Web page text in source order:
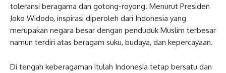
toleransi beragama dan gotong-royong. Menurut Presiden
Joko Widodo, inspirasi diperoleh dari Indonesia yang
merupakan negara besar dengan penduduk Muslim terbesar
namun terdiri atas beragam suku, budaya, dan kepercayaan.
Di tengah keberagaman itulah Indonesia tetap bersatu dan